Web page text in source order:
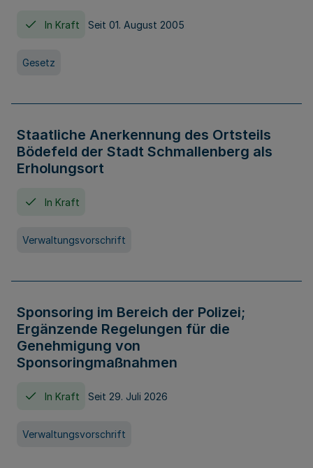
In Kraft Seit 01. August 2005
Gesetz
Staatliche Anerkennung des Ortsteils
Bödefeld der Stadt Schmallenberg als
Erholungsort
In Kraft
Verwaltungsvorschrift
Sponsoring im Bereich der Polizei;
Ergänzende Regelungen für die
Genehmigung von
Sponsoringmaßnahmen
In Kraft Seit 29. Juli 2026
Verwaltungsvorschrift